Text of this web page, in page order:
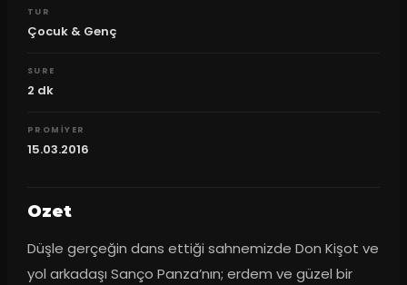
TUR
Çocuk & Genç
SURE
2 dk
PROMIYER
15.03.2016
Ozet
Düşle gerçeğin dans ettiği sahnemizde Don Kişot ve
yol arkadaşı Sanço Panza’nın; erdem ve güzel bir